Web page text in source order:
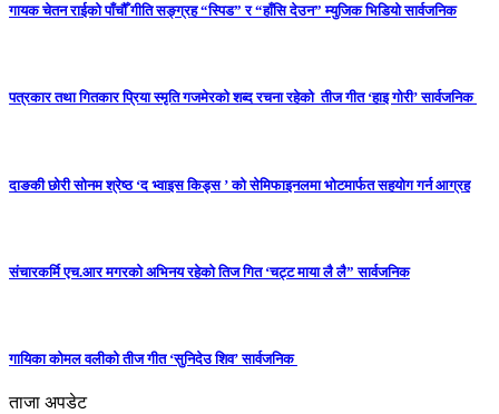
गायक चेतन राईको पाँचौँ गीति सङ्ग्रह “स्पिड” र “हाँसि देउन” म्युजिक भिडियो सार्वजनिक
पत्रकार तथा गितकार प्रिया स्मृति गजमेरकाे शब्द रचना रहेको तीज गीत ‘हाइ गोरी’ सार्वजनिक
दाङकी छोरी सोनम श्रेष्ठ ‘द भ्वाइस किड्स ’ को सेमिफाइनलमा भोटमार्फत सहयोग गर्न आग्रह
संचारकर्मि एच.आर मगरकाे अभिनय रहेकाे तिज गित ‘चट्ट माया लै लै” सार्वजनिक
गायिका कोमल वलीको तीज गीत ‘सुनिदेउ शिव’ सार्वजनिक
ताजा अपडेट